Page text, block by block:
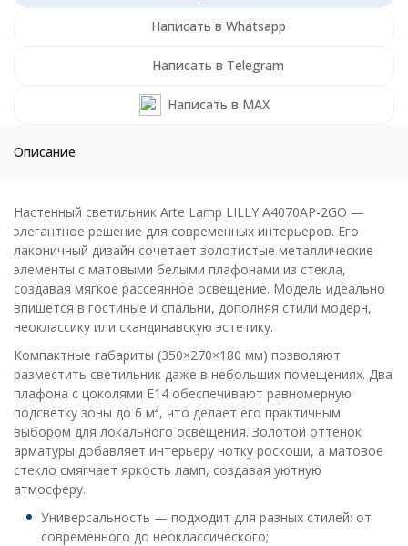
Написать в Whatsapp
Написать в Telegram
Написать в MAX
Описание
Настенный светильник Arte Lamp LILLY A4070AP-2GO —
элегантное решение для современных интерьеров. Его
лаконичный дизайн сочетает золотистые металлические
элементы с матовыми белыми плафонами из стекла,
создавая мягкое рассеянное освещение. Модель идеально
впишется в гостиные и спальни, дополняя стили модерн,
неоклассику или скандинавскую эстетику.
Компактные габариты (350×270×180 мм) позволяют
разместить светильник даже в небольших помещениях. Два
плафона с цоколями E14 обеспечивают равномерную
подсветку зоны до 6 м², что делает его практичным
выбором для локального освещения. Золотой оттенок
арматуры добавляет интерьеру нотку роскоши, а матовое
стекло смягчает яркость ламп, создавая уютную
атмосферу.
Универсальность — подходит для разных стилей: от
современного до неоклассического;